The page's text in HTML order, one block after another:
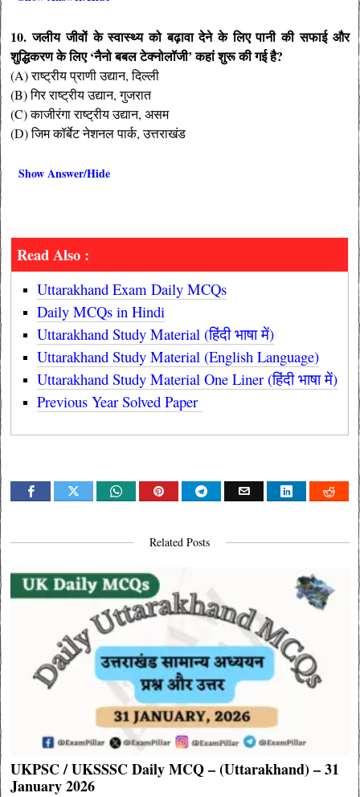
10. जलीय जीवों के स्वास्थ्य को बढ़ावा देने के लिए पानी की सफाई और
शुद्धिकरण के लिए ‘नैनो बबल टेक्नोलॉजी’ कहां शुरू की गई है?
(A) राष्ट्रीय प्राणी उद्यान, दिल्ली
(B) गिर राष्ट्रीय उद्यान, गुजरात
(C) काजीरंगा राष्ट्रीय उद्यान, असम
(D) जिम कॉर्बेट नेशनल पार्क, उत्तराखंड
Show Answer/Hide
Read Also :
Uttarakhand Exam Daily MCQs
Daily MCQs in Hindi
Uttarakhand Study Material (हिंदी भाषा में)
Uttarakhand Study Material (English Language)
Uttarakhand Study Material One Liner (हिंदी भाषा में)
Previous Year Solved Paper
Related Posts
UKPSC / UKSSSC Daily MCQ – (Uttarakhand) – 31
January 2026